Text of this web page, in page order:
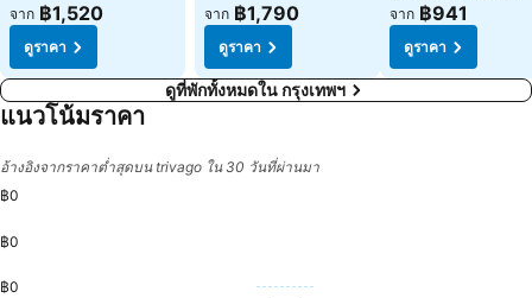
จาก ฿1,520
ดูราคา
จาก ฿1,790
ดูราคา
จาก ฿941
ดูราคา
ดูที่พักทั้งหมดใน กรุงเทพฯ
แนวโน้มราคา
อ้างอิงจากราคาต่ำสุดบน trivago ใน 30 วันที่ผ่านมา
฿0
฿0
฿0